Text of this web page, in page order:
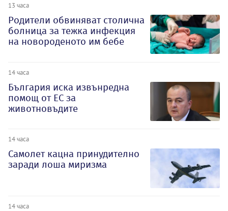
13 часа
Родители обвиняват столична
болница за тежка инфекция
на новороденото им бебе
14 часа
България иска извънредна
помощ от ЕС за
животновъдите
14 часа
Самолет кацна принудително
заради лоша миризма
14 часа